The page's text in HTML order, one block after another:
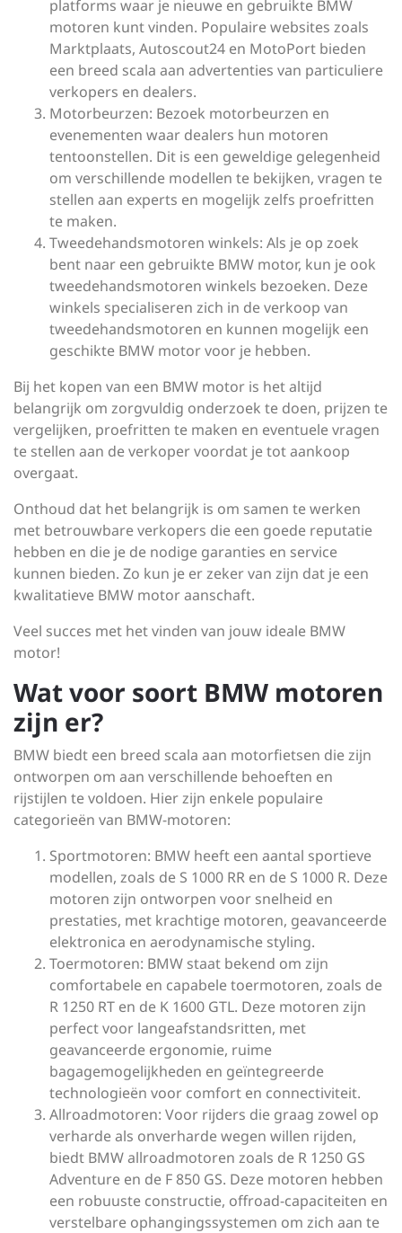
platforms waar je nieuwe en gebruikte BMW
motoren kunt vinden. Populaire websites zoals
Marktplaats, Autoscout24 en MotoPort bieden
een breed scala aan advertenties van particuliere
verkopers en dealers.
Motorbeurzen: Bezoek motorbeurzen en
evenementen waar dealers hun motoren
tentoonstellen. Dit is een geweldige gelegenheid
om verschillende modellen te bekijken, vragen te
stellen aan experts en mogelijk zelfs proefritten
te maken.
Tweedehandsmotoren winkels: Als je op zoek
bent naar een gebruikte BMW motor, kun je ook
tweedehandsmotoren winkels bezoeken. Deze
winkels specialiseren zich in de verkoop van
tweedehandsmotoren en kunnen mogelijk een
geschikte BMW motor voor je hebben.
Bij het kopen van een BMW motor is het altijd
belangrijk om zorgvuldig onderzoek te doen, prijzen te
vergelijken, proefritten te maken en eventuele vragen
te stellen aan de verkoper voordat je tot aankoop
overgaat.
Onthoud dat het belangrijk is om samen te werken
met betrouwbare verkopers die een goede reputatie
hebben en die je de nodige garanties en service
kunnen bieden. Zo kun je er zeker van zijn dat je een
kwalitatieve BMW motor aanschaft.
Veel succes met het vinden van jouw ideale BMW
motor!
Wat voor soort BMW motoren
zijn er?
BMW biedt een breed scala aan motorfietsen die zijn
ontworpen om aan verschillende behoeften en
rijstijlen te voldoen. Hier zijn enkele populaire
categorieën van BMW-motoren:
Sportmotoren: BMW heeft een aantal sportieve
modellen, zoals de S 1000 RR en de S 1000 R. Deze
motoren zijn ontworpen voor snelheid en
prestaties, met krachtige motoren, geavanceerde
elektronica en aerodynamische styling.
Toermotoren: BMW staat bekend om zijn
comfortabele en capabele toermotoren, zoals de
R 1250 RT en de K 1600 GTL. Deze motoren zijn
perfect voor langeafstandsritten, met
geavanceerde ergonomie, ruime
bagagemogelijkheden en geïntegreerde
technologieën voor comfort en connectiviteit.
Allroadmotoren: Voor rijders die graag zowel op
verharde als onverharde wegen willen rijden,
biedt BMW allroadmotoren zoals de R 1250 GS
Adventure en de F 850 GS. Deze motoren hebben
een robuuste constructie, offroad-capaciteiten en
verstelbare ophangingssystemen om zich aan te